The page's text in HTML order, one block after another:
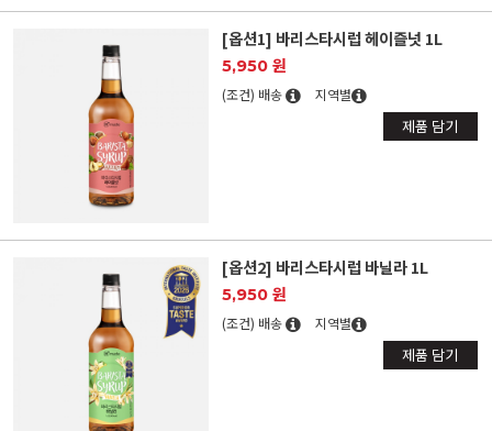
[옵션1] 바리스타시럽 헤이즐넛 1L
5,950 원
(조건) 배송 지역별
제품 담기
[옵션2] 바리스타시럽 바닐라 1L
5,950 원
(조건) 배송 지역별
제품 담기